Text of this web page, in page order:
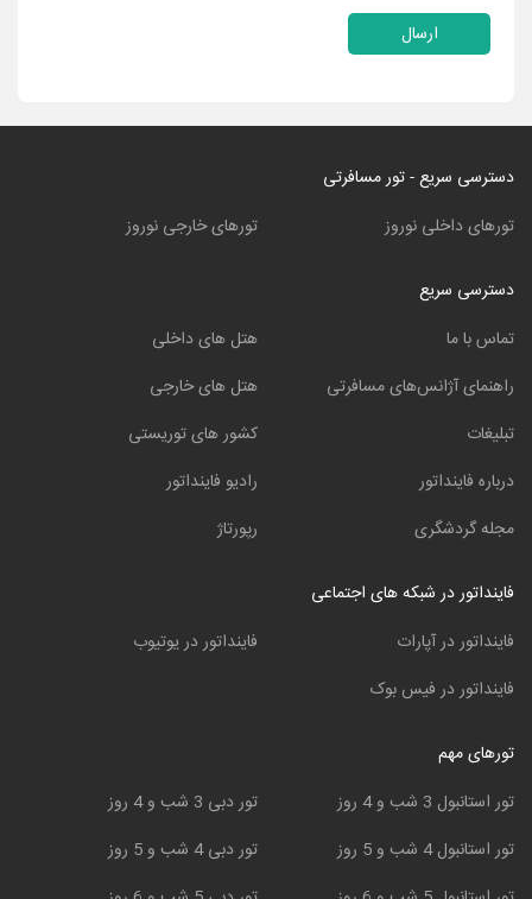
ارسال
دسترسی سریع - تور مسافرتی
تورهای داخلی نوروز
تورهای خارجی نوروز
دسترسی سریع
تماس با ما
راهنمای آژانس‌های مسافرتی
تبلیغات
درباره فاینداتور
مجله گردشگری
هتل های داخلی
هتل های خارجی
کشور های توریستی
رادیو فاینداتور
رپورتاژ
فاینداتور در شبکه های اجتماعی
فاینداتور در آپارات
فاینداتور در فیس بوک
فاینداتور در یوتیوب
تورهای مهم
تور استانبول 3 شب و 4 روز
تور استانبول 4 شب و 5 روز
تور دبی 3 شب و 4 روز
تور دبی 4 شب و 5 روز